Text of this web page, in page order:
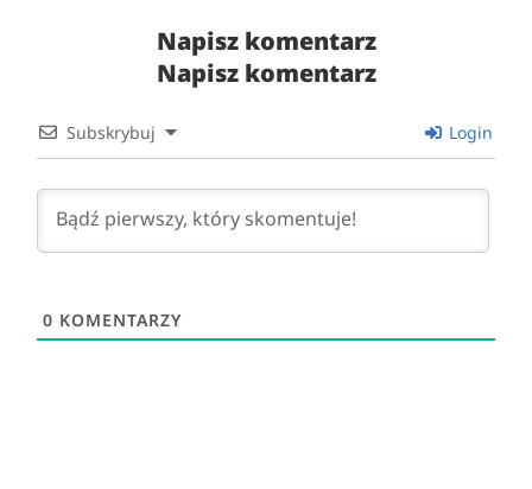
Napisz komentarz
Napisz komentarz
Subskrybuj Login
0 KOMENTARZY